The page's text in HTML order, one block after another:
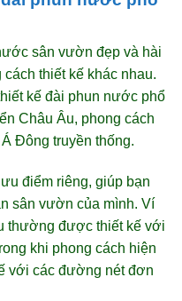
sân vườn đẹp và hài
thiết kế khác nhau.
kế đài phun nước phổ
Châu Âu, phong cách
Đông truyền thống.
điểm riêng, giúp bạn
sân vườn của mình. Ví
thường được thiết kế với
khi phong cách hiện
với các đường nét đơn